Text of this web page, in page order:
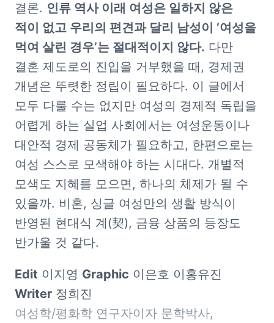
결론. 인류 역사 이래 여성은 일하지 않은
적이 없고 우리의 편견과 달리 남성이 ‘여성을
먹여 살린 경우’는 절대적이지 않다. 다만
결혼 제도로의 진입을 거부했을 때, 경제권
개념은 뚜렷한 정립이 필요하다. 이 글에서
모두 다룰 수는 없지만 여성의 경제적 독립을
어렵게 하는 실업 사회에서는 여성운동이나
대안적 경제 공동체가 필요하고, 한편으로는
여성 스스로 모색해야 하는 시대다. 개별적
모색도 지혜를 모으면, 하나의 체제가 될 수
있을까. 비혼, 싱글 여성만의 생활 방식이
반영된 현대식 계(契), 금융 상품의 등장도
반가울 것 같다.
Edit 이지영 Graphic
Writer
여성학/평화학 연구자이자 문학박사,